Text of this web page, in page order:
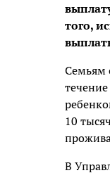
того,
Семьям
10
В